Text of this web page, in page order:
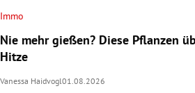
Immo
Nie mehr gießen? Diese Pflanzen
Hitze
Vanessa Haidvogl01.08.2026